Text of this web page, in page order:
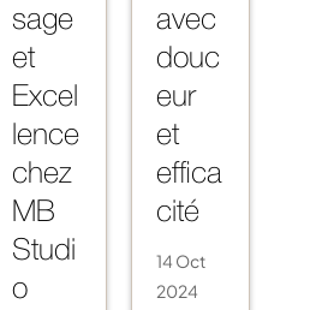
sage
et
Excel
lence
chez
MB
Studi
o
avec
douc
eur
et
effica
cité
14 Oct
2024